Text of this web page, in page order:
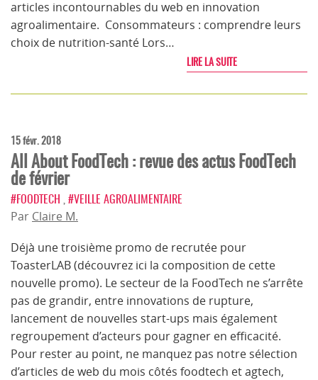
articles incontournables du web en innovation
agroalimentaire. Consommateurs : comprendre leurs
choix de nutrition-santé Lors…
LIRE LA SUITE
15 févr. 2018
All About FoodTech : revue des actus FoodTech
de février
#FOODTECH #VEILLE AGROALIMENTAIRE
Par Claire M.
Déjà une troisième promo de recrutée pour
ToasterLAB (découvrez ici la composition de cette
nouvelle promo). Le secteur de la FoodTech ne s’arrête
pas de grandir, entre innovations de rupture,
lancement de nouvelles start-ups mais également
regroupement d’acteurs pour gagner en efficacité.
Pour rester au point, ne manquez pas notre sélection
d’articles de web du mois côtés foodtech et agtech,